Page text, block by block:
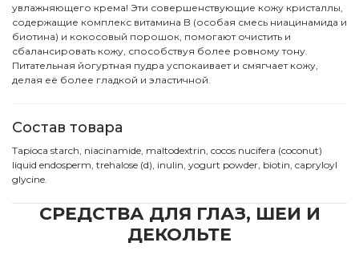
увлажняющего крема! Эти совершенствующие кожу кристаллы,
содержащие комплекс витамина B (особая смесь ниацинамида и
биотина) и кокосовый порошок, помогают очистить и
сбалансировать кожу, способствуя более ровному тону.
Питательная йогуртная пудра успокаивает и смягчает кожу,
делая её более гладкой и эластичной.
Состав товара
Tapioca starch, niacinamide, maltodextrin, cocos nucifera (coconut)
liquid endosperm, trehalose (d), inulin, yogurt powder, biotin, capryloyl
glycine.
СРЕДСТВА ДЛЯ ГЛАЗ, ШЕИ И
ДЕКОЛЬТЕ